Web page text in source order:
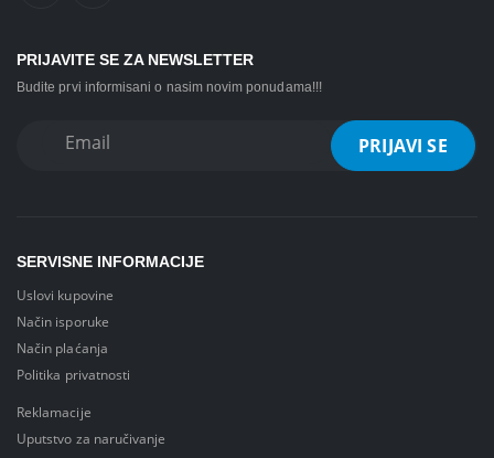
PRIJAVITE SE ZA NEWSLETTER
Budite prvi informisani o nasim novim ponudama!!!
SERVISNE INFORMACIJE
Uslovi kupovine
Način isporuke
Način plaćanja
Politika privatnosti
Reklamacije
Uputstvo za naručivanje